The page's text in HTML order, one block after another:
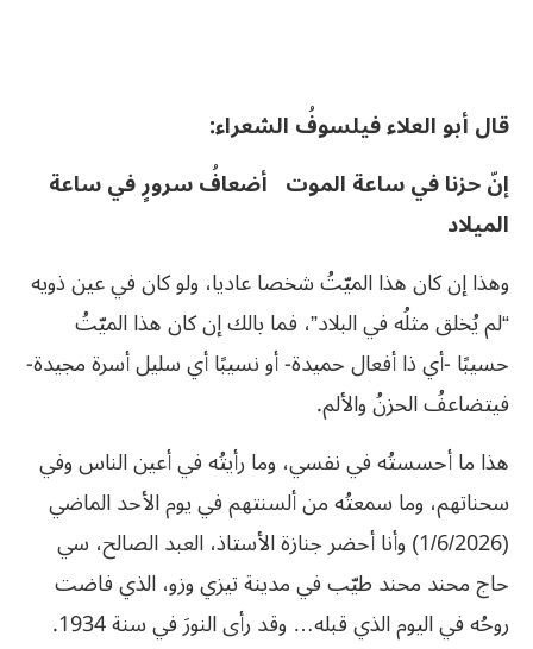
قال أبو العلاء فيلسوفُ الشعراء:
إنّ حزنا في ساعة الموت أضعافُ سرورٍ في ساعة
الميلاد
وهذا إن كان هذا الميّتُ شخصا عاديا، ولو كان في عين ذويه
“لم يُخلق مثلُه في البلاد”، فما بالك إن كان هذا الميّتُ
حسيبًا -أي ذا أفعال حميدة- أو نسيبًا أي سليل أسرة مجيدة-
فيتضاعفُ الحزنُ والألم.
هذا ما أحسستُه في نفسي، وما رأيتُه في أعين الناس وفي
سحناتهم، وما سمعتُه من ألسنتهم في يوم الأحد الماضي
(1/6/2026) وأنا أحضر جنازة الأستاذ، العبد الصالح، سي
حاج محند محند طيّب في مدينة تيزي وزو، الذي فاضت
روحُه في اليوم الذي قبله… وقد رأى النورَ في سنة 1934.